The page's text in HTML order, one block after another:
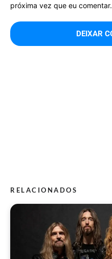
próxima vez que eu comentar.
RELACIONADOS